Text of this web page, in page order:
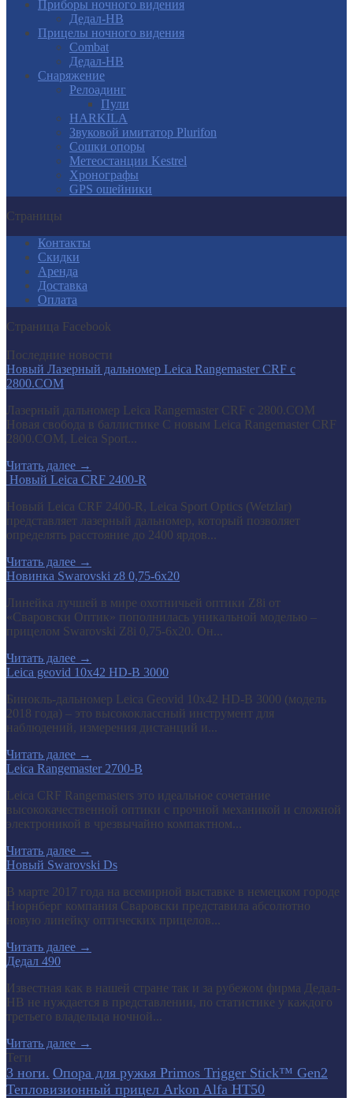
Приборы ночного видения
Дедал-НВ
Прицелы ночного видения
Combat
Дедал-НВ
Снаряжение
Релоадинг
Пули
HARKILA
Звуковой имитатор Plurifon
Сошки опоры
Метеостанции Kestrel
Хронографы
GPS ошейники
Страницы
Контакты
Скидки
Аренда
Доставка
Оплата
Страница Facebook
Последние новости
Новый Лазерный дальномер Leica Rangemaster CRF с
2800.COM
Лазерный дальномер Leica Rangemaster CRF с 2800.COM
Новая свобода в баллистике С новым Leica Rangemaster CRF
2800.COM, Leica Sport...
Читать далее →
​ Новый Leica CRF 2400-R
Новый Leica CRF 2400-R, Leica Sport Optics (Wetzlar)
представляет лазерный дальномер, который позволяет
определять расстояние до 2400 ярдов...
Читать далее →
Новинка Swarovski z8 0,75-6x20
Линейка лучшей в мире охотничьей оптики Z8i от
«Сваровски Оптик» пополнилась уникальной моделью –
прицелом Swarovski Z8i 0,75-6x20. Он...
Читать далее →
Leica geovid 10x42 HD-B 3000
Бинокль-дальномер Leica Geovid 10x42 HD-В 3000 (модель
2018 года) – это высококлассный инструмент для
наблюдений, измерения дистанций и...
Читать далее →
Leica Rangemaster 2700-B
Leica CRF Rangemasters это идеальное сочетание
высококачественной оптики с прочной механикой и сложной
электроникой в чрезвычайно компактном...
Читать далее →
Новый Swarovski Ds
В марте 2017 года на всемирной выставке в немецком городе
Нюрнберг компания Сваровски представила абсолютно
новую линейку оптических прицелов...
Читать далее →
Дедал 490
Известная как в нашей стране так и за рубежом фирма Дедал-
НВ не нуждается в представлении, по статистике у каждого
третьего владельца ночной...
Читать далее →
Теги
3 ноги. Опора для ружья Primos Trigger Stick™ Gen2
Тепловизионный прицел Arkon Alfa HT50